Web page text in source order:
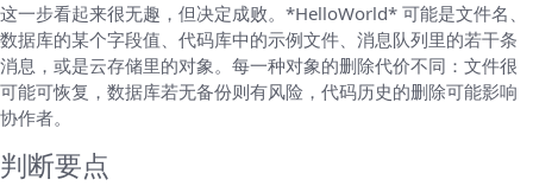
这一步看起来很无趣，但决定成败。*HelloWorld* 可能是文件名、
数据库的某个字段值、代码库中的示例文件、消息队列里的若干条
消息，或是云存储里的对象。每一种对象的删除代价不同：文件很
可能可恢复，数据库若无备份则有风险，代码历史的删除可能影响
协作者。
判断要点